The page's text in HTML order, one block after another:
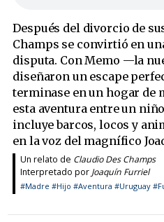
Después del divorcio de
Champs se convirtió en
disputa. Con Memo —la
diseñaron un escape
terminase en un hogar de
esta aventura entre un
incluye barcos, locos y
en la voz del magnífico
Un relato de Claudio Des Champs
Interpretado por Joaquín Furriel
#Madre #Hijo #Aventura #Uruguay